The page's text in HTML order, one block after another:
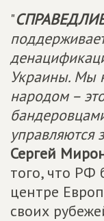
"
Украины. Мы
народом –
Сергей
того, что РФ
центре
своих